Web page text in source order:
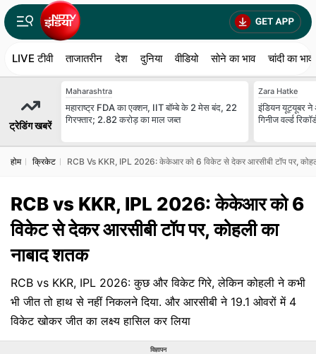
LIVE टीवी ताजातरीन देश दुनिया वीडियो सोने का भाव चांदी का भाव
ट्रेडिंग खबरें
Maharashtra
महाराष्ट्र FDA का एक्शन, IIT बॉम्बे के 2 मेस बंद, 22
गिरफ्तार; 2.82 करोड़ का माल जब्त
Zara Hatke
इंडियन यूट्यूबर ने
गिनीज वर्ल्ड
होम क्रिकेट RCB Vs KKR, IPL 2026: केकेआर को 6 विकेट से देकर आरसीबी टॉप पर,
RCB vs KKR, IPL 2026: केकेआर को 6
विकेट से देकर आरसीबी टॉप पर, कोहली का
नाबाद शतक
RCB vs KKR, IPL 2026: कुछ और विकेट गिरे, लेकिन कोहली ने कभी
भी जीत तो हाथ से नहीं निकलने दिया. और आरसीबी ने 19.1 ओवरों में 4
विकेट खोकर जीत का लक्ष्य हासिल कर लिया
विज्ञापन